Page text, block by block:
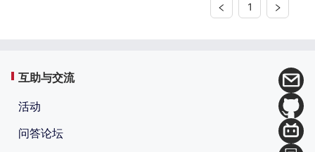
1
互助与交流
活动
问答论坛